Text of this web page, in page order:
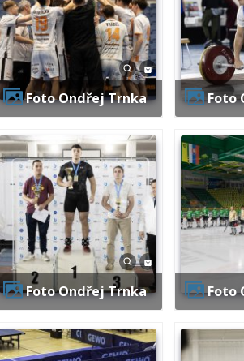
Foto Ondřej Trnka
Foto Ondřej Trnka